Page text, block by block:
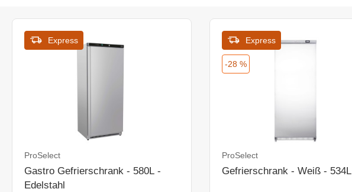
Express
ProSelect
Gastro Gefrierschrank - 580L -
Edelstahl
-28 %
Express
ProSelect
Gefrierschrank - Weiß - 534L